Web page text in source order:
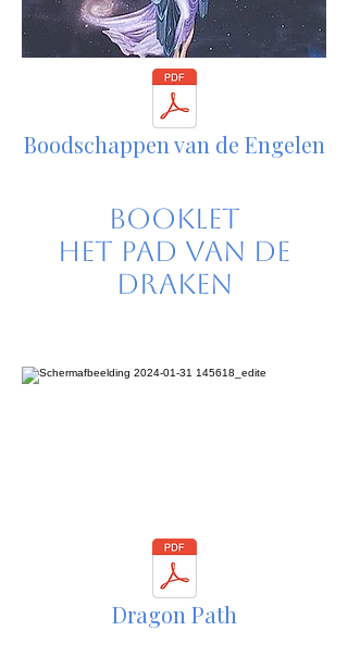
Boodschappen van de Engelen
Booklet
Het Pad van de
Draken
Dragon Path